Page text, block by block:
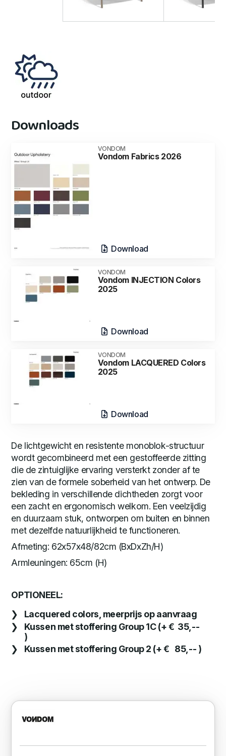
Downloads
VONDOM
Vondom Fabrics 2026
Download
VONDOM
Vondom INJECTION Colors
2025
Download
VONDOM
Vondom LACQUERED Colors
2025
Download
De lichtgewicht en resistente monoblok-structuur
wordt gecombineerd met een gestoffeerde zitting
die de zintuiglijke ervaring versterkt zonder af te
zien van de formele soberheid van het ontwerp. De
bekleding in verschillende dichtheden zorgt voor
een zacht en ergonomisch welkom. Een veelzijdig
en duurzaam stuk, ontworpen om buiten en binnen
met dezelfde natuurlijkheid te functioneren.
Afmeting: 62x57x48/82cm (BxDxZh/H)
Armleuningen: 65cm (H)
OPTIONEEL:
Lacquered colors, meerprijs op aanvraag
Kussen met stoffering Group 1C (+ € 35,--
)
Kussen met stoffering Group 2 (+ € 85,-- )